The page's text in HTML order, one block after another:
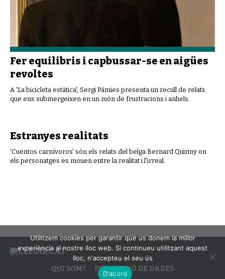
Fer equilibris i capbussar-se en aigües
revoltes
A 'La bicicleta estàtica', Sergi Pàmies presenta un recull de relats
que ens submergeixen en un món de frustracions i anhels.
Estranyes realitats
'Cuentos carnívoros' són els relats del belga Bernard Quiriny on
els personatges es mouen entre la realitat i l'irreal.
QUI SOM? PROTECCIÓ DE DADES
Utilitzem cookies per garantir que us donem la millor
experiència al nostre lloc web. Si continueu utilitzant aquest
lloc, n'accepteu el seu ús
D'acord